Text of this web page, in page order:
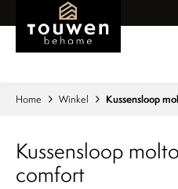
Naar hoofdinhoud
Home Winkel Kussensloop
Kussensloop
comfort